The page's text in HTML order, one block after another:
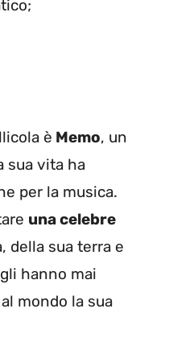
è Memo, un
sua vita ha
per la musica.
una celebre
della sua terra e
hanno mai
mondo la sua